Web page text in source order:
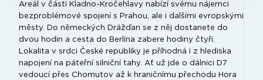
Areál v části Kladno-Kročehlavy nabízí svému nájemci
bezproblémové spojení s Prahou, ale i dalšími evropskými
městy. Do německých Drážďan se z něj dostanete do
dvou hodin a cesta do Berlína zabere hodiny čtyři.
Lokalita v srdci České republiky je příhodná i z hlediska
napojení na páteřní silniční tahy. Ať už jde o dálnici D7
vedoucí přes Chomutov až k hraničnímu přechodu Hora